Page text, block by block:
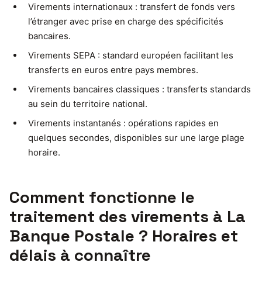
Virements internationaux : transfert de fonds vers
l’étranger avec prise en charge des spécificités
bancaires.
Virements SEPA : standard européen facilitant les
transferts en euros entre pays membres.
Virements bancaires classiques : transferts standards
au sein du territoire national.
Virements instantanés : opérations rapides en
quelques secondes, disponibles sur une large plage
horaire.
Comment fonctionne le
traitement des virements à La
Banque Postale ? Horaires et
délais à connaître